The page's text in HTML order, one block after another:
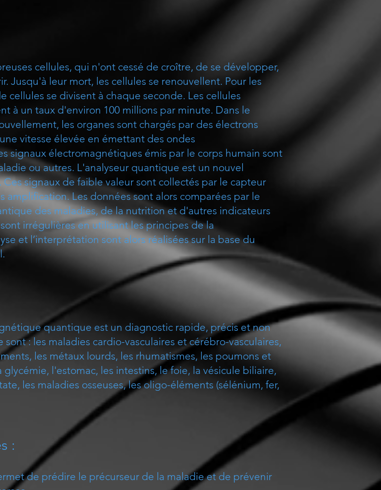
cellules, qui n'ont cessé de croître, de se développer,
Jusqu'à leur mort, les cellules se renouvellent. Pour les
cellules se divisent à chaque seconde. Les cellules
à un taux d'environ 100 millions par minute. Dans le
les organes sont chargés par des électrons
vitesse élevée en émettant des ondes
signaux électromagnétiques émis par le corps humain sont
ou autres. L'analyseur quantique est un nouvel
signaux de faible valeur sont collectés par le capteur
amplification. Les données sont alors comparées par le
des maladies, de la nutrition et d'autres indicateurs
irrégulières en utilisant les principes de la
et l’interprétation sont alors réalisées sur la base du
quantique est un diagnostic rapide, précis et non
: les maladies cardio-vasculaires et cérébro-vasculaires,
les métaux lourds, les rhumatismes, les poumons et
l'estomac, les intestins, le foie, la vésicule biliaire,
les maladies osseuses, les oligo-éléments (sélénium, fer,
:
de prédire le précurseur de la maladie et de prévenir